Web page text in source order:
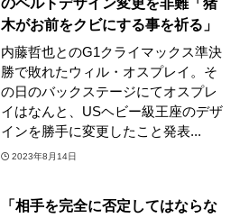
木がお前をクビにする事を祈る」
内藤哲也とのG1クライマックス準決
勝で敗れたウィル・オスプレイ。そ
の日のバックステージにてオスプレ
イはなんと、USヘビー級王座のデザ
インを勝手に変更したこと発表...
2023年8月14日
「相手を完全に否定してはならな